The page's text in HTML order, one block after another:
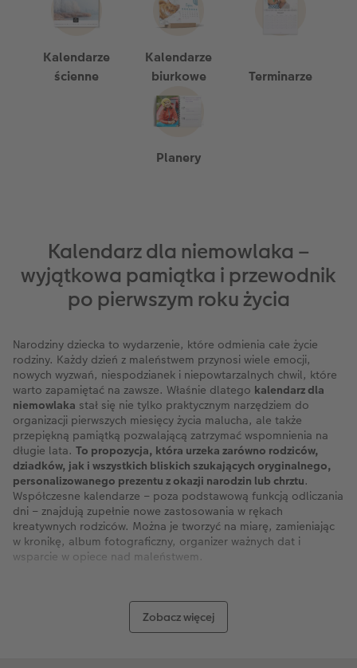
Kalendarze
ścienne
Kalendarze
biurkowe
Terminarze
Planery
Kalendarz dla niemowlaka –
wyjątkowa pamiątka i przewodnik
po pierwszym roku życia
Narodziny dziecka to wydarzenie, które odmienia całe życie
rodziny. Każdy dzień z maleństwem przynosi wiele emocji,
nowych wyzwań, niespodzianek i niepowtarzalnych chwil, które
warto zapamiętać na zawsze. Właśnie dlatego kalendarz dla
niemowlaka stał się nie tylko praktycznym narzędziem do
organizacji pierwszych miesięcy życia malucha, ale także
przepiękną pamiątką pozwalającą zatrzymać wspomnienia na
długie lata. To propozycja, która urzeka zarówno rodziców,
dziadków, jak i wszystkich bliskich szukających oryginalnego,
personalizowanego prezentu z okazji narodzin lub chrztu.
Współczesne kalendarze – poza podstawową funkcją odliczania
dni – znajdują zupełnie nowe zastosowania w rękach
kreatywnych rodziców. Można je tworzyć na miarę, zamieniając
w kronikę, album fotograficzny, organizer ważnych dat i
wsparcie w opiece nad maleństwem.
Niemowlęta rosną i zmieniają się w niezwykle szybkim tempie,
Zobacz więcej